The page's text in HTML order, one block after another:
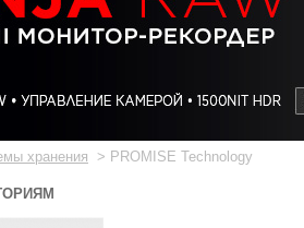
хранения > PROMISE Technology